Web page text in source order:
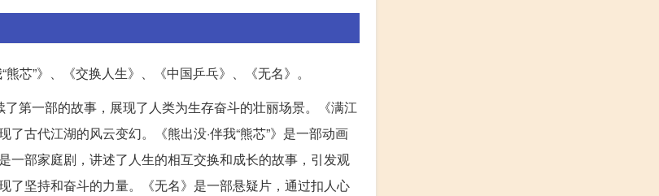
芯”》、《交换人生》、《中国乒乓》、《无名》。
第一部的故事，展现了人类为生存奋斗的壮丽场景。《满江
古代江湖的风云变幻。《熊出没·伴我“熊芯”》是一部动画
一部家庭剧，讲述了人生的相互交换和成长的故事，引发观
了坚持和奋斗的力量。《无名》是一部悬疑片，通过扣人心